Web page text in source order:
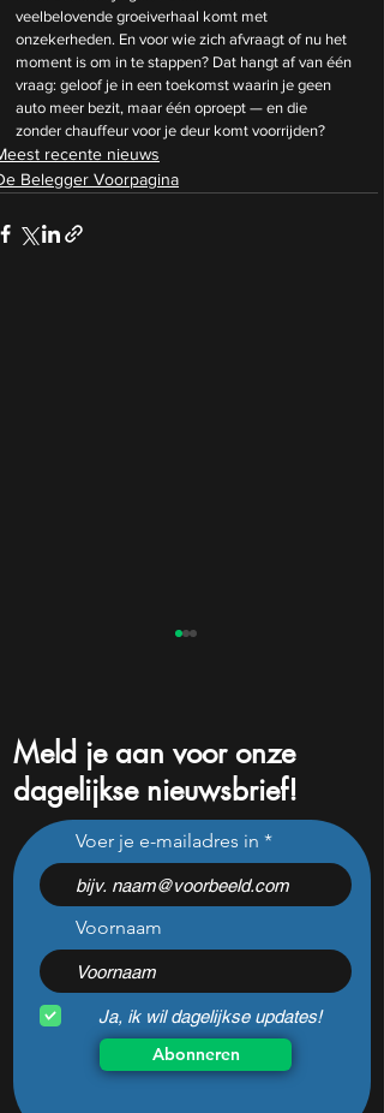
veelbelovende groeiverhaal komt met
onzekerheden. En voor wie zich afvraagt of nu het
moment is om in te stappen? Dat hangt af van één
vraag: geloof je in een toekomst waarin je geen
auto meer bezit, maar één oproept — en die
zonder chauffeur voor je deur komt voorrijden?
recente nieuws
Belegger Voorpagina
Dit aandeel betaalt 5%
dividend. Ik koop nog
steeds bij
Meld je aan voor onze
dagelijkse nieuwsbrief!
Voer je e-mailadres in
Voornaam
Ja, ik wil dagelijkse updates!
Abonneren